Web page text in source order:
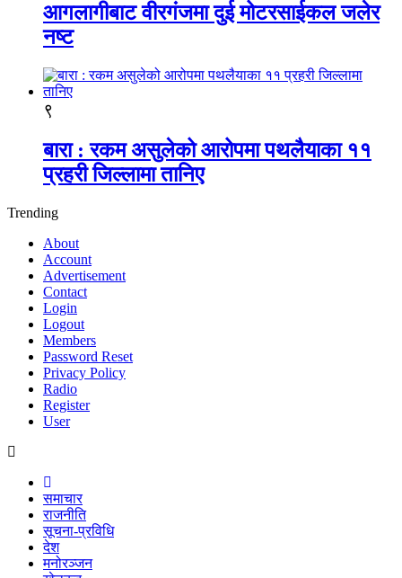
आगलागीबाट वीरगंजमा दुई मोटरसाईकल जलेर
नष्ट
९
बारा : रकम असुलेको आरोपमा पथलैयाका ११
प्रहरी जिल्लामा तानिए
Trending
About
Account
Advertisement
Contact
Login
Logout
Members
Password Reset
Privacy Policy
Radio
Register
User
समाचार
राजनीति
सूचना-प्रविधि
देश
मनोरञ्जन